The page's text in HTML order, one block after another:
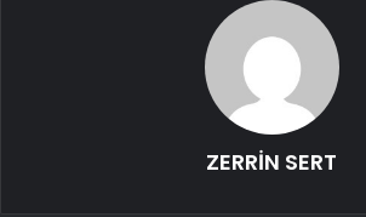
ZERRİN SERT